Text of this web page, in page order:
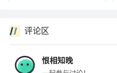
评论区
恨相知晚